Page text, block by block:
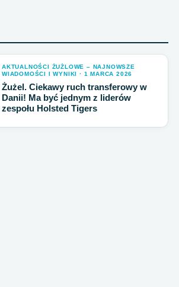
AKTUALNOŚCI ŻUŻLOWE – NAJNOWSZE
WIADOMOŚCI I WYNIKI · 1 MARCA 2026
Żużel. Ciekawy ruch transferowy w
Danii! Ma być jednym z liderów
zespołu Holsted Tigers